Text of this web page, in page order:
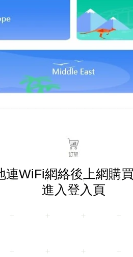
連WiFi網絡後上網購
進入登入頁